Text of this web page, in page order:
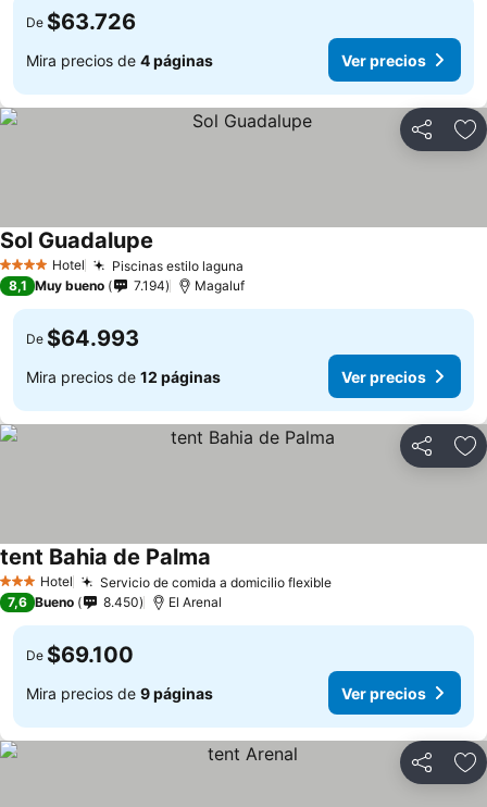
De $63.726
Mira precios de 4 páginas Ver precios
Compartir
4 EstrellasHotel Piscinas estilo laguna
Sol Guadalupe
8,1 Muy bueno 7.194 Magaluf
De $64.993
Mira precios de 12 páginas Ver precios
Compartir
3 Estrellas
Hotel Servicio de comida a domicilio flexibleVer precios
tent Bahia de Palma
7,6 Bueno 8.450 El Arenal
De $69.100
Mira precios de 9 páginas Ver precios
Compartir